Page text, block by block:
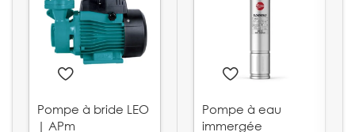
Pompe à bride LEO
| APm
Pompe à eau
immergée